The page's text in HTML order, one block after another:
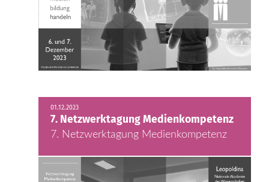
01.12.2023
7. Netzwerktagung Medienkompetenz
7. Netzwerktagung Medienkompetenz